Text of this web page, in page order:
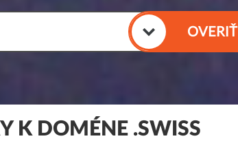
OVERIŤ
K DOMÉNE .SWISS